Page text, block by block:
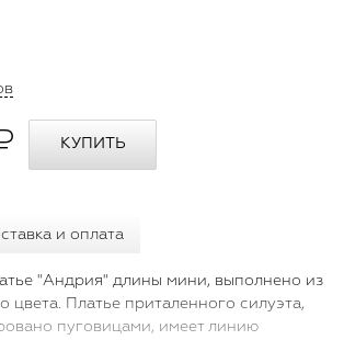
и оплата
"Андрия" длины мини, выполнено из
цвета. Платье приталенного силуэта,
пуговицами, имеет линию